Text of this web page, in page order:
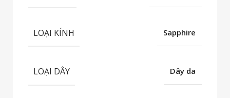
LOẠI KÍNH Sapphire
LOẠI DÂY Dây da